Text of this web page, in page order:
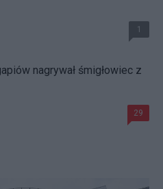
1
nagrywał śmigłowiec z
29